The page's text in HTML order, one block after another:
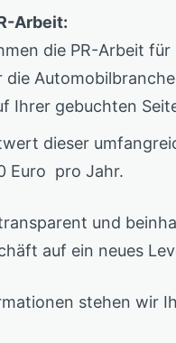
Arbeit:
die PR-Arbeit
die
Ihrer gebuchten
dieser
Euro pro Jahr.
und
auf ein neues
stehen wir